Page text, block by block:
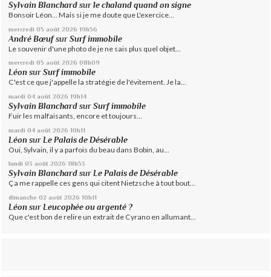
Sylvain Blanchard surle chaland quand on signe
Bonsoir Léon... Mais si je me doute que L'exercice...
mercredi 05 août 2026 19h56
André BœufsurSurf immobile
Le souvenir d'une photo de je ne sais plus quel objet...
mercredi 05 août 2026 08h09
Léon surSurf immobile
C'est ce que j'appelle la stratégie de l'évitement. Je la...
mardi 04 août 2026 19h14
Sylvain Blanchard surSurf immobile
Fuir les malfaisants, encore et toujours...
mardi 04 août 2026 10h11
Léon sur Le Palais de Désérable
Oui, Sylvain, il y a parfois du beau dans Bobin, au...
lundi 03 août 2026 18h53
Sylvain Blanchard surLe Palais de Désérable
Ça me rappelle ces gens qui citent Nietzsche à tout bout...
dimanche 02 août 2026 10h11
Léon sur Leucophée ou argenté ?
Que c'est bon de relire un extrait de Cyrano en allumant...